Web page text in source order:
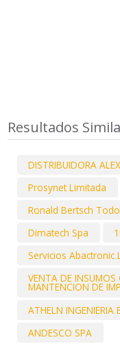
Resultados
DISTRIBUIDORA
Prosynet Limitada
Ronald Bertsch
Dimatech Spa
Servicios Abactronic
VENTA DE INSUMOS
MANTENCION DE
ATHELN INGENIERIA
ANDESCO SPA